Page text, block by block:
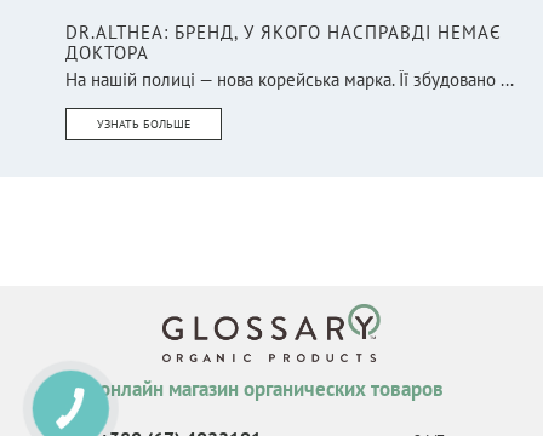
DR.ALTHEA: БРЕНД, У ЯКОГО НАСПРАВДІ НЕМАЄ
ДОКТОРА
На нашій полиці — нова корейська марка. Її збудовано ...
УЗНАТЬ БОЛЬШЕ
онлайн магазин органических товаров
КНОПКА
СВЯЗИ